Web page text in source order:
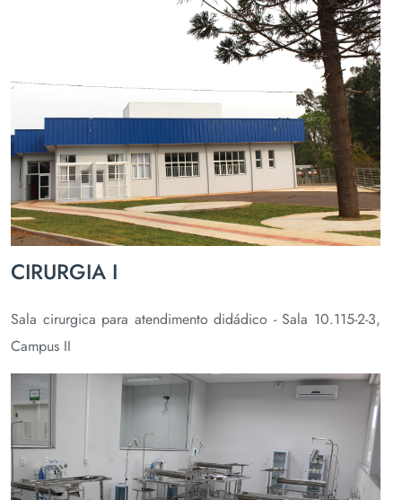
CIRURGIA I
Sala cirurgica para atendimento didádico - Sala 10.115-2-3,
Campus II